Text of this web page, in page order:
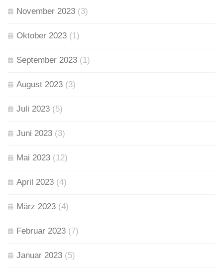
November 2023 (3)
Oktober 2023 (1)
September 2023 (1)
August 2023 (3)
Juli 2023 (5)
Juni 2023 (3)
Mai 2023 (12)
April 2023 (4)
März 2023 (4)
Februar 2023 (7)
Januar 2023 (5)